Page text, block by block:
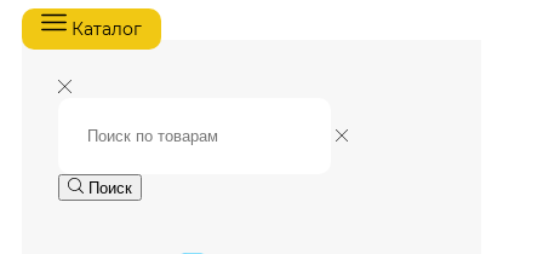
Каталог
Поиск